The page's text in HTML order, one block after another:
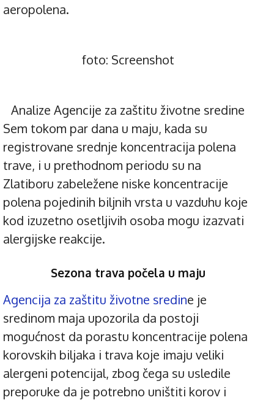
aeropolena.
foto: Screenshot
Analize Agencije za zaštitu životne sredine
Sem tokom par dana u maju, kada su
registrovane srednje koncentracija polena
trave, i u prethodnom periodu su na
Zlatiboru zabeležene niske koncentracije
polena pojedinih biljnih vrsta u vazduhu koje
kod izuzetno osetljivih osoba mogu izazvati
alergijske reakcije.
Sezona trava počela u maju
Agencija za zaštitu životne sredine je
sredinom maja upozorila da postoji
mogućnost da porastu koncentracije polena
korovskih biljaka i trava koje imaju veliki
alergeni potencijal, zbog čega su usledile
preporuke da je potrebno uništiti korov i